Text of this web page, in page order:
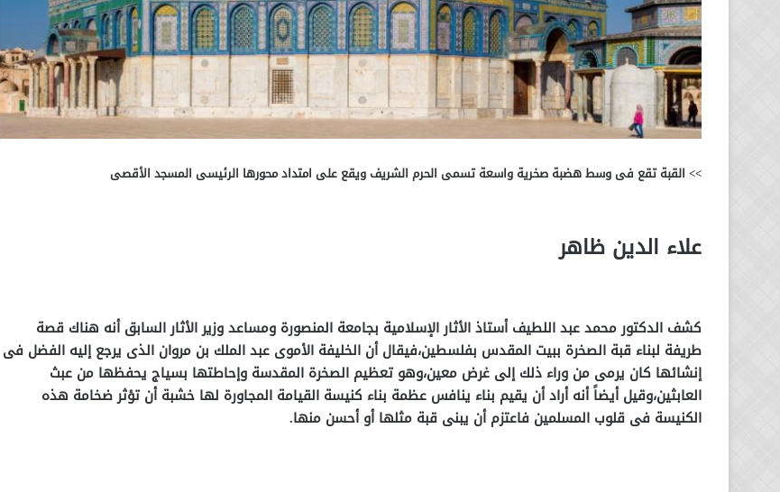
>> القبة تقع فى وسط هضبة صخرية واسعة تسمى الحرم الشريف ويقع على امتداد محورها الرئيسى المسجد الأقصى
علاء الدين ظاهر
كشف الدكتور محمد عبد اللطيف أستاذ الأثار الإسلامية بجامعة المنصورة ومساعد وزير الأثار السابق أنه هناك قصة
طريفة لبناء قبة الصخرة ببيت المقدس بفلسطين،فيقال أن الخليفة الأموى عبد الملك بن مروان الذى يرجع إليه الفضل فى
إنشائها كان يرمى من وراء ذلك إلى غرض معين،وهو تعظيم الصخرة المقدسة وإحاطتها بسياج يحفظها من عبث
العابثين،وقيل أيضاً أنه أراد أن يقيم بناء ينافس عظمة بناء كنيسة القيامة المجاورة لها خشبة أن تؤثر ضخامة هذه
الكنيسة فى قلوب المسلمين فاعتزم أن يبنى قبة مثلها أو أحسن منها.